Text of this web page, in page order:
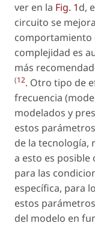
ver en la Fig. 1d,
circuito se
comportamiento
complejidad es
más
(12. Otro tipo de
frecuencia
modelados y
estos
de la tecnología,
a esto es
para las
específica, para
estos
del modelo en